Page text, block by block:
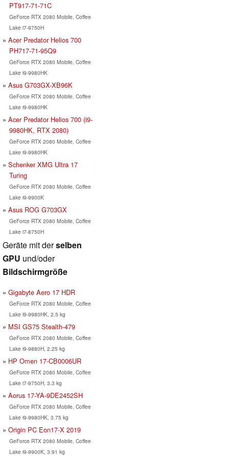
PT917-71-71C
GeForce RTX 2080 Mobile, Coffee
Lake i7-9750H
Acer Predator Helios 700
PH717-71-95Q9
GeForce RTX 2080 Mobile, Coffee
Lake i9-9980HK
Asus G703GX-XB96K
GeForce RTX 2080 Mobile, Coffee
Lake i9-9980HK
Acer Predator Helios 700 (i9-
9980HK, RTX 2080)
GeForce RTX 2080 Mobile, Coffee
Lake i9-9980HK
Schenker XMG Ultra 17
Turing
GeForce RTX 2080 Mobile, Coffee
Lake i9-9900K
Asus ROG G703GX
GeForce RTX 2080 Mobile, Coffee
Lake i7-8750H
Geräte mit derselben
GPU und/oder
Bildschirmgröße
Gigabyte Aero 17 HDR
GeForce RTX 2080 Mobile, Coffee
Lake i9-9980HK, 2.5 kg
MSI GS75 Stealth-479
GeForce RTX 2080 Mobile, Coffee
Lake i9-9880H, 2.25 kg
HP Omen 17-CB0006UR
GeForce RTX 2080 Mobile, Coffee
Lake i7-9750H, 3.3 kg
Aorus 17-YA-9DE2452SH
GeForce RTX 2080 Mobile, Coffee
Lake i9-9980HK, 3.75 kg
Origin PC Eon17-X 2019
GeForce RTX 2080 Mobile, Coffee
Lake i9-9900K, 3.91 kg